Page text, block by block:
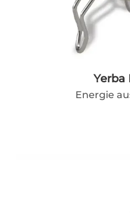
Yerba
Energie